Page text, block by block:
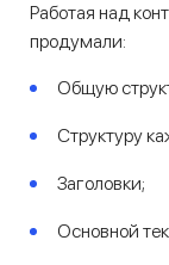
Работая над
продумали:
Общую
Структуру
Заголовки;
Основной